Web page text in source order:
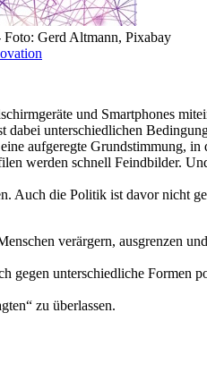
Gerd Altmann, Pixabay
und Smartphones
unterschiedlichen
aufgeregte Grundstimmung, in
werden schnell Feindbilder.
Auch die Politik ist davor nicht
verärgern, ausgrenzen
unterschiedliche Formen
zu überlassen.